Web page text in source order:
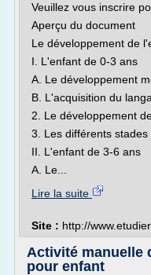
Veuillez vous inscrire
Aperçu du document
Le développement de
I. L'enfant de 0-3 ans
A. Le développement
B. L'acquisition du
2. Le développement
3. Les différents stades
II. L'enfant de 3-6 ans
A. Le...
Lire la suite
Site : http://
Activité manuelle
pour enfant